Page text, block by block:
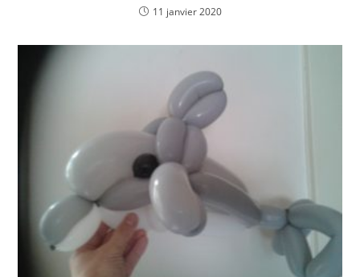
11 janvier 2020